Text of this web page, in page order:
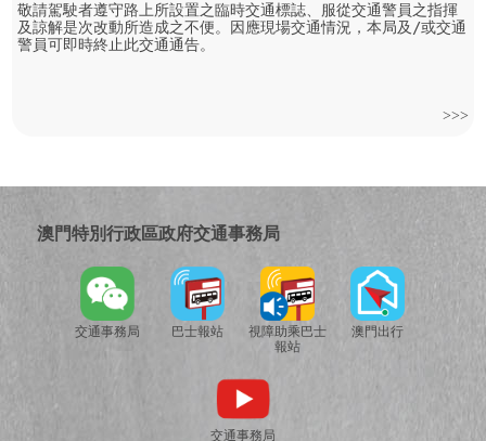
敬請駕駛者遵守路上所設置之臨時交通標誌、服從交通警員之指揮
及諒解是次改動所造成之不便。因應現場交通情況，本局及/或交通
警員可即時終止此交通通告。
>>>
澳門特別行政區政府交通事務局
交通事務局 巴士報站
視障助乘巴士
報站
澳門出行
交通事務局